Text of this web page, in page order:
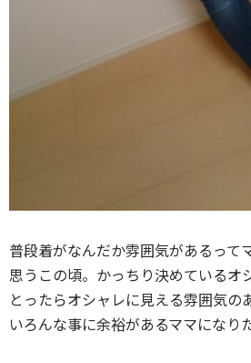
普段着がなんだか雰囲気があるって
思うこの頃。かっちり決めているオ
とったらオシャレに見える雰囲気の
いろんな事に余裕があるママになり